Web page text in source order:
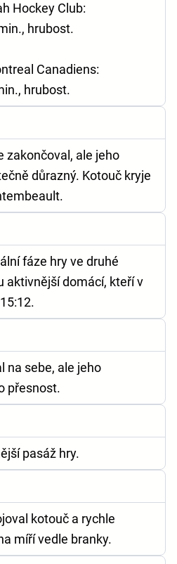
Hockey Club:
hrubost.
Canadiens:
hrubost.
zakončoval, ale jeho
důrazný. Kotouč kryje
fáze hry ve druhé
aktivnější domácí, kteří v
na sebe, ale jeho
přesnost.
pasáž hry.
kotouč a rychle
míří vedle branky.